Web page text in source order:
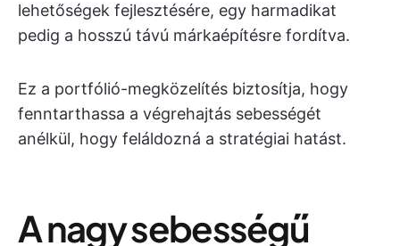
lehetőségek fejlesztésére, egy harmadikat
pedig a hosszú távú márkaépítésre fordítva.
Ez a portfólió-megközelítés biztosítja, hogy
fenntarthassa a végrehajtás sebességét
anélkül, hogy feláldozná a stratégiai hatást.
A nagy sebességű